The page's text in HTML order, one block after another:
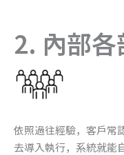
2. 內部
依照過往經驗，客戶常
去導入執行，系統就能